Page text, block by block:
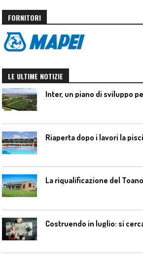
FORNITORI
LE ULTIME NOTIZIE
Riaperta dopo i lavori la
La riqualificazione del
Costruendo in luglio: si